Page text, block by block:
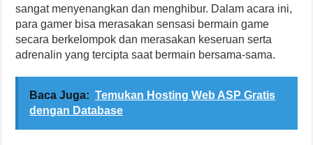
sangat menyenangkan dan menghibur. Dalam acara ini,
para gamer bisa merasakan sensasi bermain game
secara berkelompok dan merasakan keseruan serta
adrenalin yang tercipta saat bermain bersama-sama.
Baca Juga: Temukan Hosting Web ASP Gratis
dengan Database